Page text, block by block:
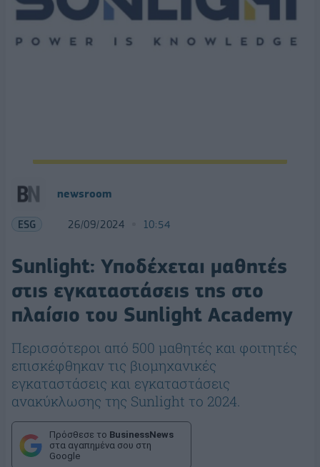
newsroom
ESG 26/09/2024 10:54
Sunlight: Υποδέχεται μαθητές
στις εγκαταστάσεις της στο
πλαίσιο του Sunlight Academy
Περισσότεροι από 500 μαθητές και φοιτητές
επισκέφθηκαν τις βιομηχανικές
εγκαταστάσεις και εγκαταστάσεις
ανακύκλωσης της Sunlight το 2024.
Πρόσθεσε το BusinessNews
στα αγαπημένα σου στη
Google